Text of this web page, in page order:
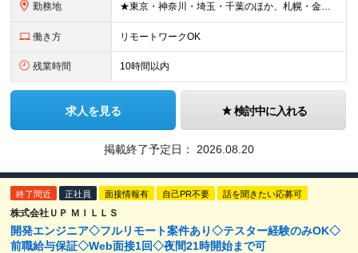
勤務地 ★東京・神奈川・埼玉・千葉のほか、札幌・金沢・福岡で募集！ （※転勤なし、リモートワークの可能性あり） ■本社 ￣￣￣ 東京都台東区上野6-1-11 平岡ビル9F ※本社または、一都三県のプロジェク
働き方 リモートワークOK
残業時間 10時間以内
求人を見る 検討中に入れる
掲載終了予定日： 2026.08.20
終了間近 正社員 面接情報有 自己PR不要 話を聞きたい応募可
株式会社ＵＰ ＭＩＬＬＳ
開発エンジニア◇フルリモート案件あり◇テスター経験のみOK◇
前職給与保証◇Web面接1回◇夜間21時開始まで可